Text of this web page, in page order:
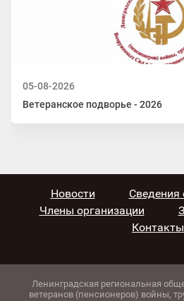
05-08-2026
Ветеранское подворье - 2026
Новости
Сведения
Члены организации
Контакты
Ленинградская региональная
ветеранов (пенсионеров) войны,